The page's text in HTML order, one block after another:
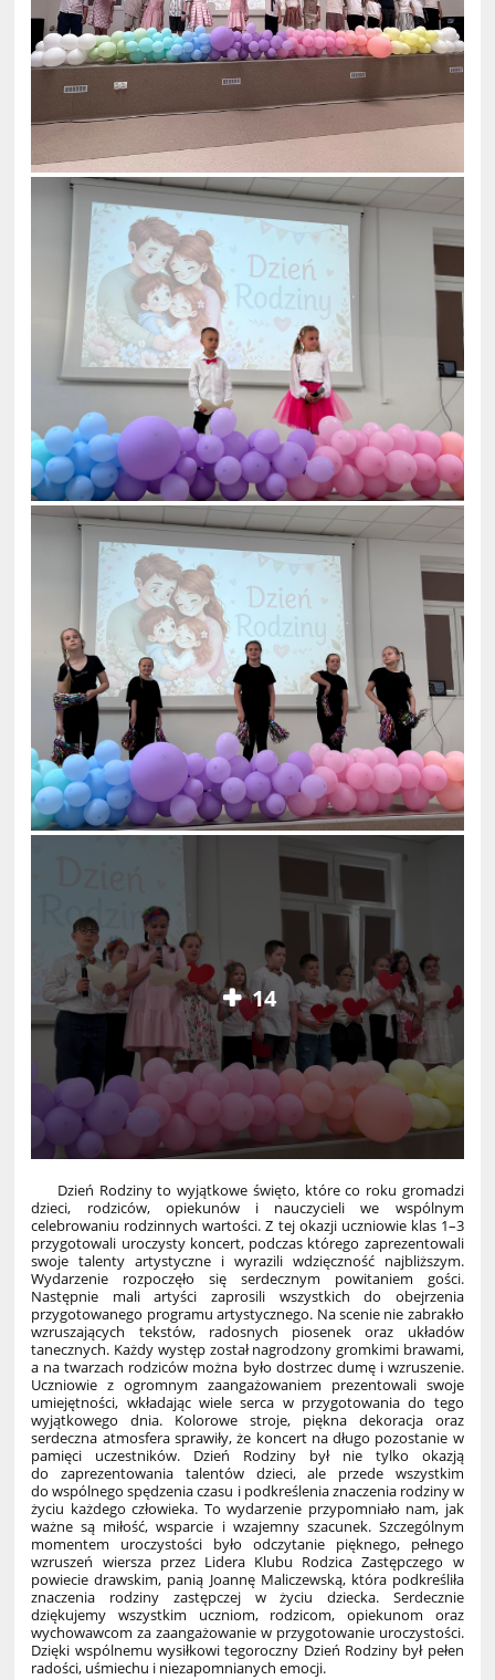
14
Dzień Rodziny to wyjątkowe święto, które co roku gromadzi
dzieci, rodziców, opiekunów i nauczycieli we wspólnym
celebrowaniu rodzinnych wartości. Z tej okazji uczniowie klas 1–3
przygotowali uroczysty koncert, podczas którego zaprezentowali
swoje talenty artystyczne i wyrazili wdzięczność najbliższym.
Wydarzenie rozpoczęło się serdecznym powitaniem gości.
Następnie mali artyści zaprosili wszystkich do obejrzenia
przygotowanego programu artystycznego. Na scenie nie zabrakło
wzruszających tekstów, radosnych piosenek oraz układów
tanecznych. Każdy występ został nagrodzony gromkimi brawami,
a na twarzach rodziców można było dostrzec dumę i wzruszenie.
Uczniowie z ogromnym zaangażowaniem prezentowali swoje
umiejętności, wkładając wiele serca w przygotowania do tego
wyjątkowego dnia. Kolorowe stroje, piękna dekoracja oraz
serdeczna atmosfera sprawiły, że koncert na długo pozostanie w
pamięci uczestników. Dzień Rodziny był nie tylko okazją
do zaprezentowania talentów dzieci, ale przede wszystkim
do wspólnego spędzenia czasu i podkreślenia znaczenia rodziny w
życiu każdego człowieka. To wydarzenie przypomniało nam, jak
ważne są miłość, wsparcie i wzajemny szacunek. Szczególnym
momentem uroczystości było odczytanie pięknego, pełnego
wzruszeń wiersza przez Lidera Klubu Rodzica Zastępczego w
powiecie drawskim, panią Joannę Maliczewską, która podkreśliła
znaczenia rodziny zastępczej w życiu dziecka. Serdecznie
dziękujemy wszystkim uczniom, rodzicom, opiekunom oraz
wychowawcom za zaangażowanie w przygotowanie uroczystości.
Dzięki wspólnemu wysiłkowi tegoroczny Dzień Rodziny był pełen
radości, uśmiechu i niezapomnianych emocji.